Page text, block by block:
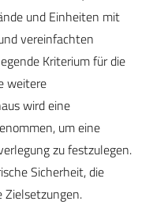
und Einheiten mit
vereinfachten
Kriterium für die
weitere
wird eine
um eine
zu festzulegen.
Sicherheit, die